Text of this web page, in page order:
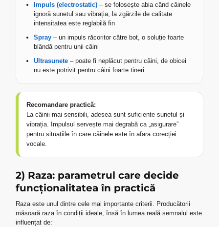
Impuls (electrostatic) – se folosește abia când câinele
ignoră sunetul sau vibrația; la zgărzile de calitate
intensitatea este reglabilă fin
Spray – un impuls răcoritor către bot, o soluție foarte
blândă pentru unii câini
Ultrasunete – poate fi neplăcut pentru câini, de obicei
nu este potrivit pentru câini foarte tineri
Recomandare practică:
La câinii mai sensibili, adesea sunt suficiente sunetul și
vibrația. Impulsul servește mai degrabă ca „asigurare”
pentru situațiile în care câinele este în afara corecției
vocale.
2) Raza: parametrul care decide
funcționalitatea în practică
Raza este unul dintre cele mai importante criterii.
Producătorii
măsoară raza în condiții ideale, însă în lumea reală semnalul este
influențat de: